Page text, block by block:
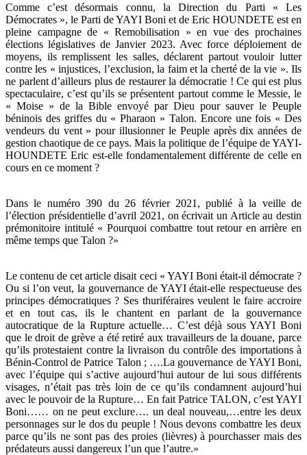
Comme c’est désormais connu, la Direction du Parti « Les
Démocrates », le Parti de YAYI Boni et de Eric HOUNDETE est en
pleine campagne de « Remobilisation » en vue des prochaines
élections législatives de Janvier 2023. Avec force déploiement de
moyens, ils remplissent les salles, déclarent partout vouloir lutter
contre les « injustices, l’exclusion, la faim et la cherté de la vie ». Ils
ne parlent d’ailleurs plus de restaurer la démocratie ! Ce qui est plus
spectaculaire, c’est qu’ils se présentent partout comme le Messie, le
« Moise » de la Bible envoyé par Dieu pour sauver le Peuple
béninois des griffes du « Pharaon » Talon. Encore une fois « Des
vendeurs du vent » pour illusionner le Peuple après dix années de
gestion chaotique de ce pays. Mais la politique de l’équipe de YAYI-
HOUNDETE Eric est-elle fondamentalement différente de celle en
cours en ce moment ?
Dans le numéro 390 du 26 février 2021, publié à la veille de
l’élection présidentielle d’avril 2021, on écrivait un Article au destin
prémonitoire intitulé « Pourquoi combattre tout retour en arrière en
même temps que Talon ?»
Le contenu de cet article disait ceci « YAYI Boni était-il démocrate ?
Ou si l’on veut, la gouvernance de YAYI était-elle respectueuse des
principes démocratiques ? Ses thuriféraires veulent le faire accroire
et en tout cas, ils le chantent en parlant de la gouvernance
autocratique de la Rupture actuelle… C’est déjà sous YAYI Boni
que le droit de grève a été retiré aux travailleurs de la douane, parce
qu’ils protestaient contre la livraison du contrôle des importations à
Bénin-Control de Patrice Talon ; ….La gouvernance de YAYI Boni,
avec l’équipe qui s’active aujourd’hui autour de lui sous différents
visages, n’était pas très loin de ce qu’ils condamnent aujourd’hui
avec le pouvoir de la Rupture… En fait Patrice TALON, c’est YAYI
Boni…… on ne peut exclure…. un deal nouveau,…entre les deux
personnages sur le dos du peuple ! Nous devons combattre les deux
parce qu’ils ne sont pas des proies (lièvres) à pourchasser mais des
prédateurs aussi dangereux l’un que l’autre.»